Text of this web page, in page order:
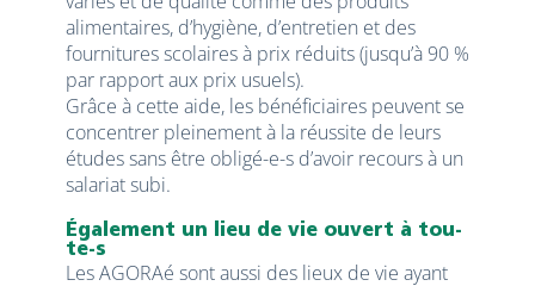
alimentaires, d’hygiène, d’entretien et des
fournitures scolaires à prix réduits (jusqu’à 90 %
par rapport aux prix usuels).
Grâce à cette aide, les bénéficiaires peuvent se
concentrer pleinement à la réussite de leurs
études sans être obligé-e-s d’avoir recours à un
salariat subi.
Également un lieu de vie ouvert à tou-
te-s
Les AGORAé sont aussi des lieux de vie ayant